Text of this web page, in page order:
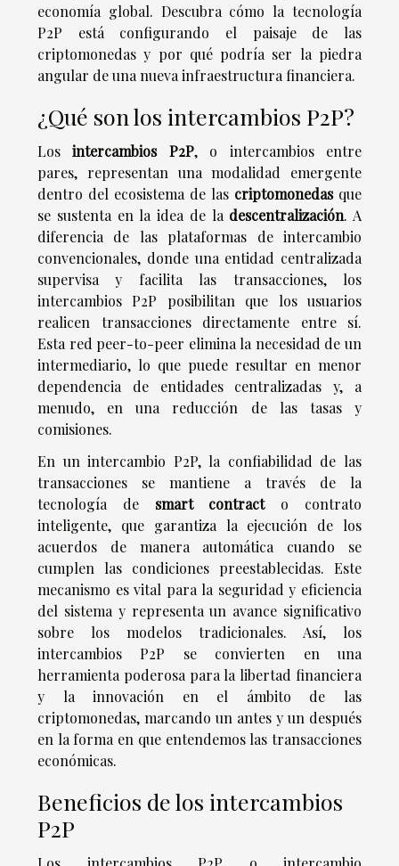
economía global. Descubra cómo la tecnología
P2P está configurando el paisaje de las
criptomonedas y por qué podría ser la piedra
angular de una nueva infraestructura financiera.
¿Qué son los intercambios P2P?
Losintercambios P2P, o intercambios entre
pares, representan una modalidad emergente
dentro del ecosistema de las criptomonedasque
se sustenta en la idea de la descentralización. A
diferencia de las plataformas de intercambio
convencionales, donde una entidad centralizada
supervisa y facilita las transacciones, los
intercambios P2P posibilitan que los usuarios
realicen transacciones directamente entre sí.
Esta red peer-to-peer elimina la necesidad de un
intermediario, lo que puede resultar en menor
dependencia de entidades centralizadas y, a
menudo, en una reducción de las tasas y
comisiones.
En un intercambio P2P, la confiabilidad de las
transacciones se mantiene a través de la
tecnología de smart contracto contrato
inteligente, que garantiza la ejecución de los
acuerdos de manera automática cuando se
cumplen las condiciones preestablecidas. Este
mecanismo es vital para la seguridad y eficiencia
del sistema y representa un avance significativo
sobre los modelos tradicionales. Así, los
intercambios P2P se convierten en una
herramienta poderosa para la libertad financiera
y la innovación en el ámbito de las
criptomonedas, marcando un antes y un después
en la forma en que entendemos las transacciones
económicas.
Beneficios de los intercambios
P2P